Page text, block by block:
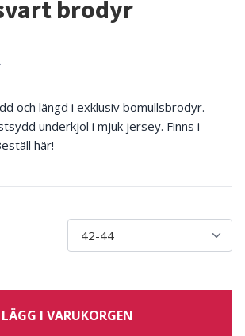
brodyr
och längd i exklusiv bomullsbrodyr.
underkjol i mjuk jersey. Finns i
här!
LÄGG I VARUKORGEN